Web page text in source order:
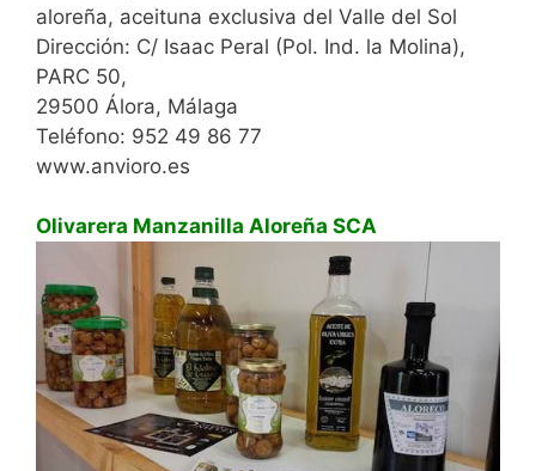
aloreña, aceituna exclusiva del Valle del Sol
Dirección: C/ Isaac Peral (Pol. Ind. la Molina),
PARC 50,
29500 Álora, Málaga
Teléfono: 952 49 86 77
www.anvioro.es
Olivarera Manzanilla Aloreña SCA